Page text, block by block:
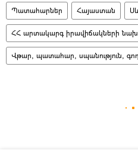
Պատահարներ Հայաստան
ՀՀ արտակարգ իրավիճակների
Վթար, պատահար, սպանություն,